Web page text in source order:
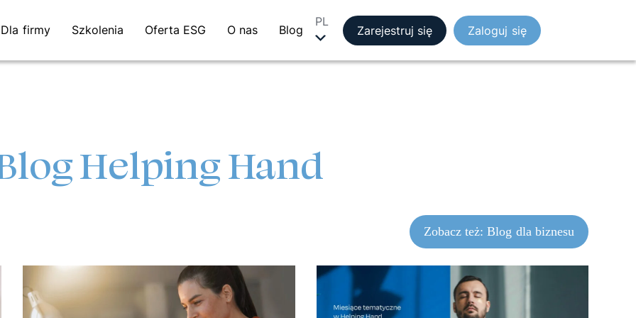
Dla firmy Szkolenia Oferta ESG O nas Blog
PL
Zarejestruj się Zaloguj się
Helping Hand
Zobacz też: Blog dla biznesu